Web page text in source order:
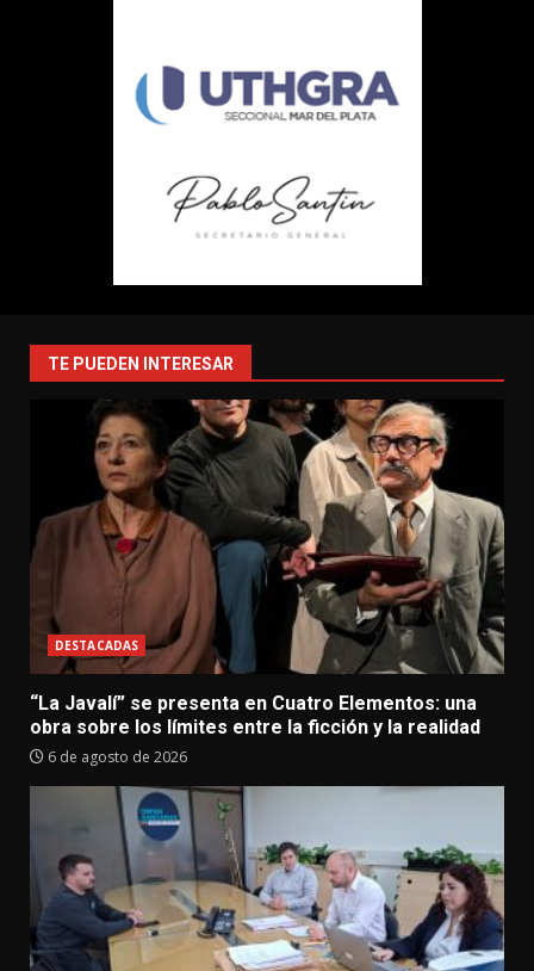
TE PUEDEN INTERESAR
DESTACADAS
“La Javalí” se presenta en Cuatro Elementos: una
obra sobre los límites entre la ficción y la realidad
6 de agosto de 2026